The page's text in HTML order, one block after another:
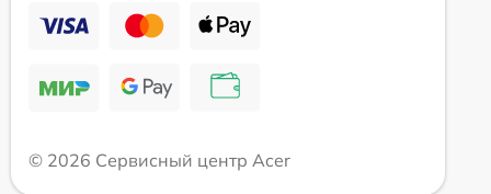
© 2026 Сервисный центр Acer